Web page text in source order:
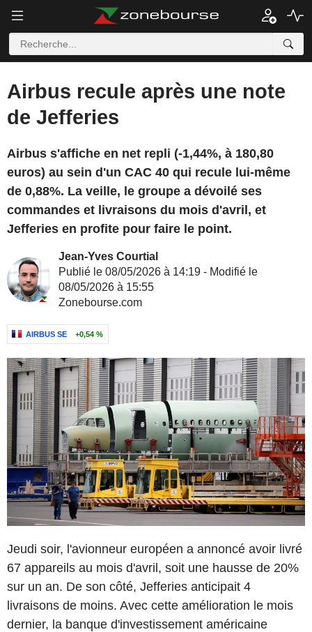
Airbus recule après une note
de Jefferies
Airbus s'affiche en net repli (-1,44%, à 180,80
euros) au sein d'un CAC 40 qui recule lui-même
de 0,88%. La veille, le groupe a dévoilé ses
commandes et livraisons du mois d'avril, et
Jefferies en profite pour faire le point.
Jean-Yves Courtial
Publié le 08/05/2026 à 14:19 - Modifié le
08/05/2026 à 15:55
Zonebourse.com
AIRBUS SE +0,54 %
Jeudi soir, l'avionneur européen a annoncé avoir livré
67 appareils au mois d'avril, soit une hausse de 20%
sur un an. De son côté, Jefferies anticipait 4
livraisons de moins. Avec cette amélioration le mois
dernier, la banque d'investissement américaine